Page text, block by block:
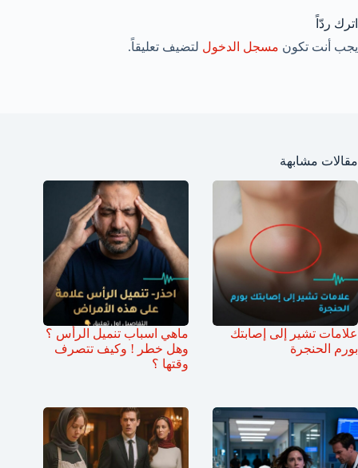
اترك ردّاً
يجب أنت تكون مسجل الدخول لتضيف تعليقاً.
مقالات مشابهة
علامات تشير إلى إصابتك
بورم الحنجرة
ماهي اسباب تنميل الرأس ؟
وهل خطر ! وكيف تتصرف
وقتها ؟